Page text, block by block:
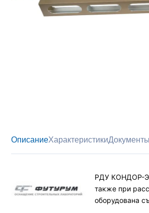
ОписаниеХарактеристикиДокументы
РДУ КОНДОР-Э -
также при
оборудована